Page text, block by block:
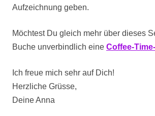
Aufzeichnung geben.
Möchtest Du gleich mehr über dieses
Buche unverbindlich eine Coffee-
Ich freue mich sehr auf Dich!
Herzliche Grüsse,
Deine Anna